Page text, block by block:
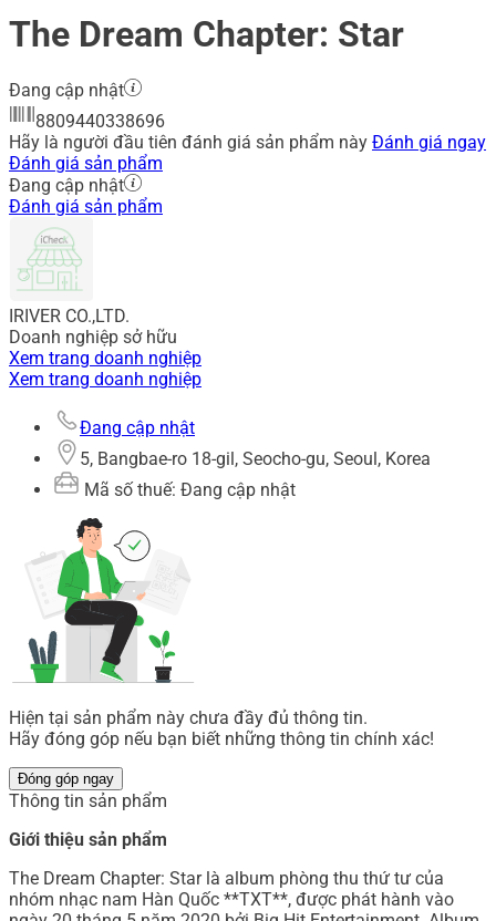
The Dream Chapter: Star
Đang cập nhật
8809440338696
Hãy là người đầu tiên đánh giá sản phẩm này Đánh giá ngay
Đánh giá sản phẩm
Đang cập nhật
Đánh giá sản phẩm
IRIVER CO.,LTD.
Doanh nghiệp sở hữu
Xem trang doanh nghiệp
Xem trang doanh nghiệp
Đang cập nhật
5, Bangbae-ro 18-gil, Seocho-gu, Seoul, Korea
Mã số thuế: Đang cập nhật
Hiện tại sản phẩm này chưa đầy đủ thông tin.
Hãy đóng góp nếu bạn biết những thông tin chính xác!
Đóng góp ngay
Thông tin sản phẩm
Giới thiệu sản phẩm
The Dream Chapter: Star là album phòng thu thứ tư của
nhóm nhạc nam Hàn Quốc **TXT**, được phát hành vào